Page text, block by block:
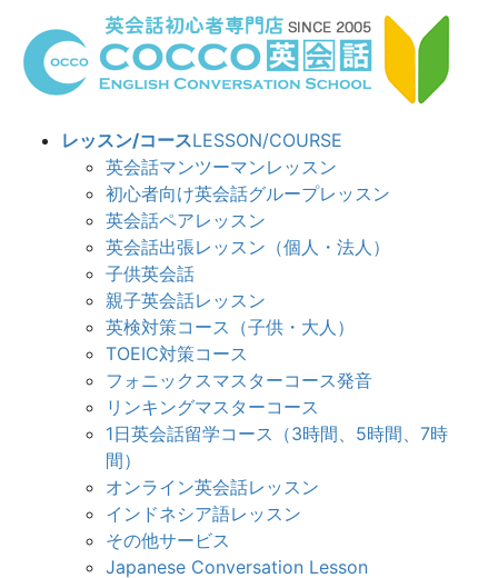
レッスン/コースLESSON/COURSE
英会話マンツーマンレッスン
初心者向け英会話グループレッスン
英会話ペアレッスン
英会話出張レッスン（個人・法人）
子供英会話
親子英会話レッスン
英検対策コース（子供・大人）
TOEIC対策コース
フォニックスマスターコース発音
リンキングマスターコース
1日英会話留学コース（3時間、5時間、7時
間）
オンライン英会話レッスン
インドネシア語レッスン
その他サービス
Japanese Conversation Lesson